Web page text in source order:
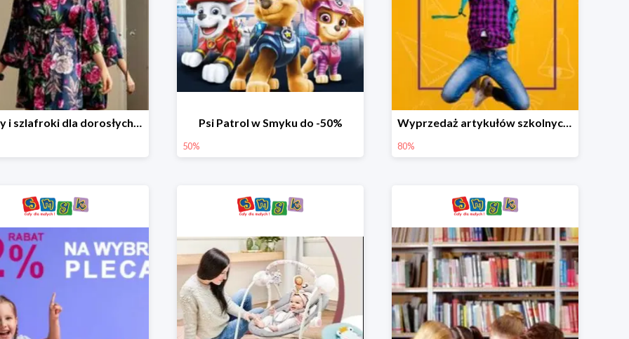
Piżamy i szlafroki dla dorosłych w Smyku do -30% Psi Patrol w Smyku do -50%
50%
Wyprzedaż artykułów szkolnych w Smyku do -80%
80%